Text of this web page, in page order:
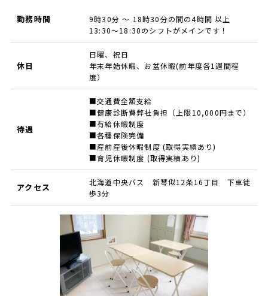
勤務時間
9時30分 ～ 18時30分の間の4時間 以上
13:30～18:30のシフトがメインです！
休日
日曜、祝日
年末年始休暇、お盆休暇(前年度各1週間程
度）
待遇
■交通費全額支給
■健康診断費弊社負担（上限10,000円まで）
■有給休暇制度
■各種保険完備
■産前産後休暇制度 (取得実績あり)
■育児休暇制度 (取得実績あり)
アクセス
北海道中央バス 新琴似12条16丁目 下車徒
歩3分